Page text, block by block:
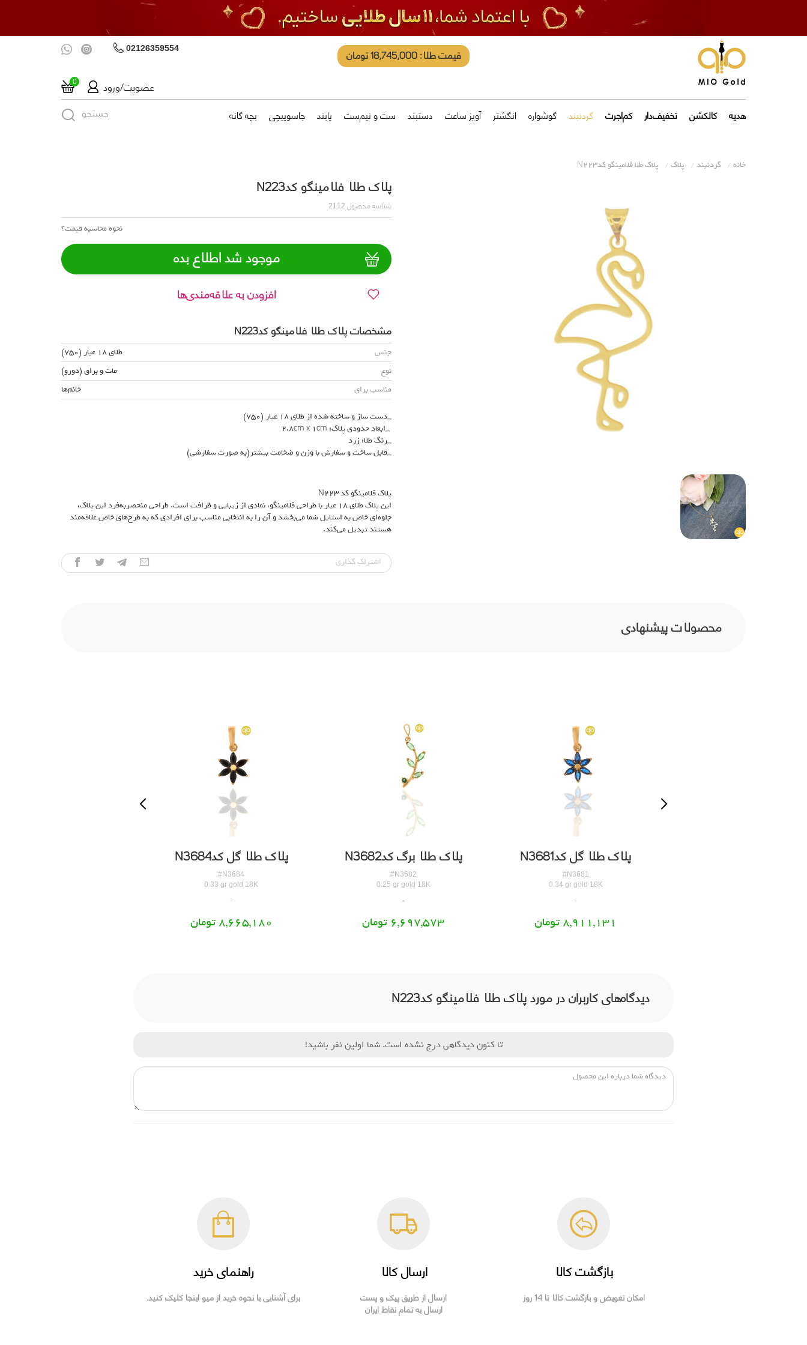
قیمت طلا: 18,745,000 تومان 02126359554
0 عضویت/ورود
هدیه کالکشن تخفیف‌دار کم‌اجرت گردنبند گوشواره انگشتر آویز ساعت دستبند ست و نیم‌ست پابند جاسوییچی بچه گانه جستجو
خانه گردنبند پلاک پلاک طلا فلامینگو کدN223
پلاک طلا فلامینگو کدN223
شناسه محصول
نحوه محاسبه قیمت؟
موجود شد اطلاع بده
افزودن به علاقه‌مندی‌ها
مشخصات پلاک طلا فلامینگو کدN223
جنس
طلای 18 عیار (750)
نوع
مات و براق (دورو)
مناسب برای
خانم‌ها
_دست ساز و ساخته شده از طلای 18 عیار (750)
_ابعاد حدودی پلاک: 2.8cm x 1cm
_رنگ طلا: زرد
_قابل ساخت و سفارش با وزن و ضخامت بیشتر(به صورت سفارشی)
پلاک فلامینگو کد N223
این پلاک طلای 18 عیار با طراحی فلامینگو، نمادی از زیبایی و ظرافت است. طراحی منحصربه‌فرد این پلاک،
جلوه‌ای خاص به استایل شما می‌بخشد و آن را به انتخابی مناسب برای افرادی که به طرح‌های خاص علاقه‌مند
هستند تبدیل می‌کند.
اشتراک‌ گذاری
محصولات پیشنهادی
پلاک طلا گل کدN3684
#N3684
0.33 gr gold 18K
8,665,180 تومان
پلاک طلا برگ کدN3682
#N3682
0.25 gr gold 18K
6,697,573 تومان
پلاک طلا گل کدN3681
#N3681
0.34 gr gold 18K
8,911,131 تومان
دیدگاه‌های کاربران در مورد پلاک طلا فلامینگو کدN223
تا کنون دیدگاهی درج نشده است. شما اولین نفر باشید!
بازگشت کالا
امکان تعویض و بازگشت کالا تا 14 روز
ارسال کالا
ارسال از طریق پیک و پست
ارسال به تمام نقاط ایران
راهنمای خرید
برای آشنایی با نحوه خرید از میو اینجا کلیک کنید.